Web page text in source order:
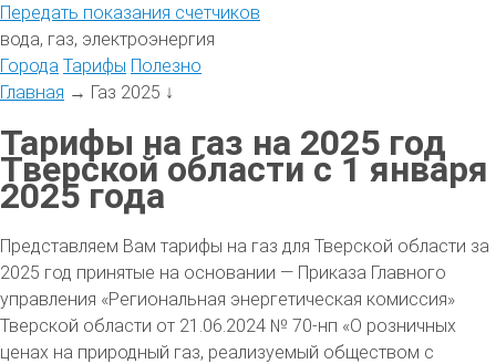
Передать показания счетчиков
вода, газ, электроэнергия
Города Тарифы Полезно
Главная → Газ 2025 ↓
Тарифы на газ на 2025 год
Тверской области с 1 января
2025 года
Представляем Вам тарифы на газ для Тверской области за
2025 год принятые на основании — Приказа Главного
управления «Региональная энергетическая комиссия»
Тверской области от 21.06.2024 № 70-нп «О розничных
ценах на природный газ, реализуемый обществом с